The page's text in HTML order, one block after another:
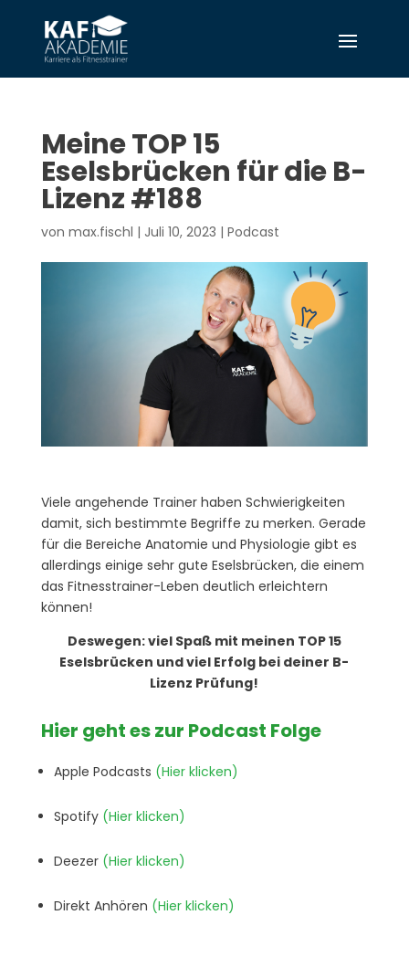
Meine TOP 15
Eselsbrücken für die B-
Lizenz #188
von max.fischl | Juli 10, 2023 | Podcast
Viele angehende Trainer haben Schwierigkeiten
damit, sich bestimmte Begriffe zu merken. Gerade
für die Bereiche Anatomie und Physiologie gibt es
allerdings einige sehr gute Eselsbrücken, die einem
das Fitnesstrainer-Leben deutlich erleichtern
können!
Deswegen: viel Spaß mit meinen TOP 15
Eselsbrücken und viel Erfolg bei deiner B-
Lizenz Prüfung!
Hier geht es zur Podcast Folge
Apple Podcasts (Hier klicken)
Spotify (Hier klicken)
Deezer (Hier klicken)
Direkt Anhören (Hier klicken)